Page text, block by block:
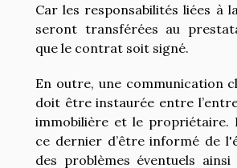
Car les responsabilités liées à
seront transférées au
que le contrat soit signé.
En outre, une communication
doit être instaurée entre
immobilière et le propriétaire.
ce dernier d’être informé de
des problèmes éventuels